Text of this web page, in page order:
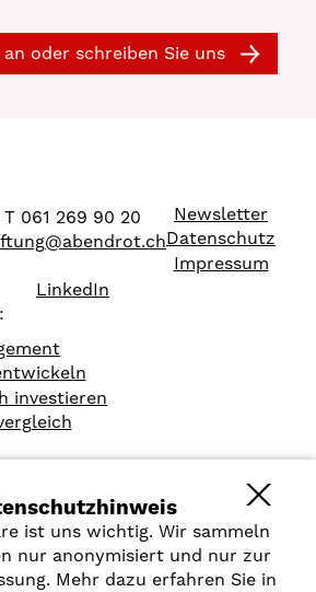
an oder schreiben Sie uns
T 061 269 90 20
@abendrot.ch
LinkedIn
Newsletter
Datenschutz
Impressum
investieren
ist uns wichtig. Wir sammeln
nur anonymisiert und nur zur
Mehr dazu erfahren Sie in